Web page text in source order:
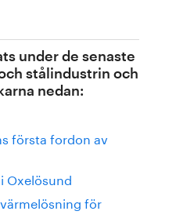
under de senaste
stålindustrin och
nedan:
första fordon av
Oxelösund
för